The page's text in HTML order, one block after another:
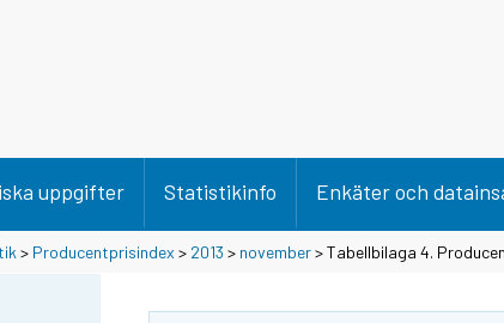
uppgifter Statistikinfo Enkäter och
> Producentprisindex > 2013 > november> Tabellbilaga 4.